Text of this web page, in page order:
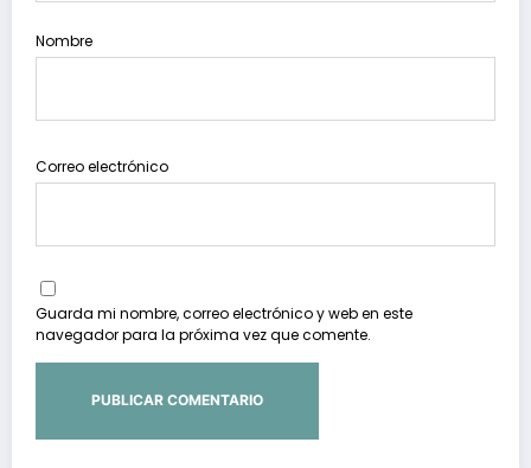
Nombre
Correo electrónico
Guarda mi nombre, correo electrónico y web en este
navegador para la próxima vez que comente.